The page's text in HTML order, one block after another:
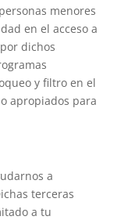
menores
en el acceso a
dichos
y filtro en el
apropiados para
a
terceras
a tu